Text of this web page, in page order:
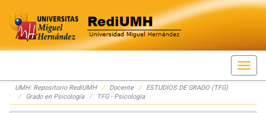
Skip
navigation
UMH: Repositorio RediUMH Docente
ESTUDIOS DE GRADO (TFG)
Grado en Psicología
TFG - Psicología